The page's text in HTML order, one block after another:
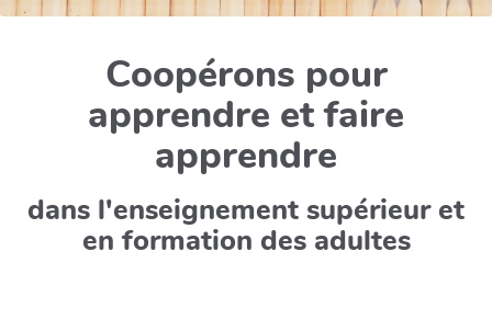
Coopérons pour
apprendre et faire
apprendre
dans l'enseignement supérieur et
en formation des adultes